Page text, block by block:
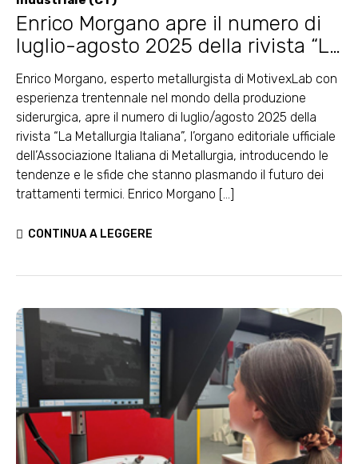
Enrico Morgano apre il numero di
luglio-agosto 2025 della rivista “La
Metallurgia Italiana” con un
editoriale sui nuovi trend del
settore
Enrico Morgano, esperto metallurgista di MotivexLab con
esperienza trentennale nel mondo della produzione
siderurgica, apre il numero di luglio/agosto 2025 della
rivista “La Metallurgia Italiana”, l’organo editoriale ufficiale
dell’Associazione Italiana di Metallurgia, introducendo le
tendenze e le sfide che stanno plasmando il futuro dei
trattamenti termici. Enrico Morgano [...]
CONTINUA A LEGGERE